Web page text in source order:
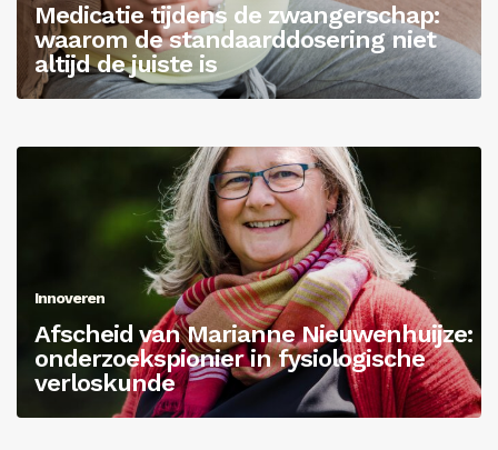
Medicatie tijdens de zwangerschap:
waarom de standaarddosering niet
altijd de juiste is
Innoveren
Afscheid van Marianne Nieuwenhuijze:
onderzoekspionier in fysiologische
verloskunde